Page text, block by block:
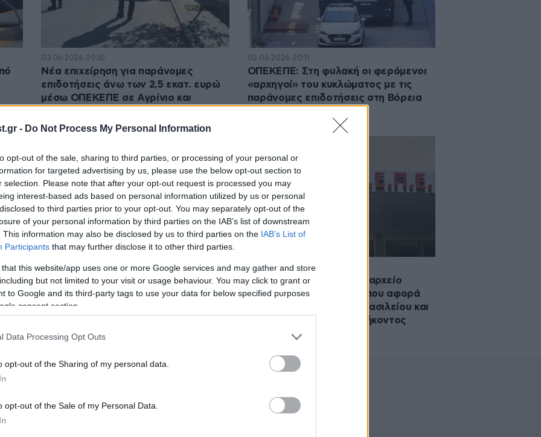
- Do Not Process My Personal Information
opt-out of the sale, sharing to third parties, or processing of your personal or
for targeted advertising by us, please use the below opt-out section to
selection. Please note that after your opt-out request is processed you may
interest-based ads based on personal information utilized by us or personal
to third parties prior to your opt-out. You may separately opt-out of the
of your personal information by third parties on the IAB’s list of downstream
This information may also be disclosed by us to third parties on the IAB’s List of
Participants that may further disclose it to other third parties.
that this website/app uses one or more Google services and may gather and store
but not limited to your visit or usage behaviour. You may click to grant or
to Google and its third-party tags to use your data for below specified purposes
consent section.
Data Processing Opt Outs
opt-out of the Sharing of my personal data.
opt-out of the Sale of my Personal Data.
03·06·2026 09:10
Νέα επιχείρηση για παράνομες
επιδοτήσεις άνω των 2,5 εκατ. ευρώ
μέσω ΟΠΕΚΕΠΕ σε Αγρίνιο και
02·06·2026 20:11
ΟΠΕΚΕΠΕ: Στη φυλακή οι φερόμενοι
«αρχηγοί» του κυκλώματος με τις
παράνομες επιδοτήσεις στη Βόρεια
02·06·2026 16:36
ΟΠΕΚΕΠΕ: Συνεχίζονται οι απολογίες
για την υπόθεση της εγκληματικής
οργάνωσης – Στο επίκεντρο τα
02·06·2026 15:18
Υπόθεση ΟΠΕΚΕΠΕ: Στο αρχείο
οδηγείται η δικογραφία που αφορά
τους Αθανασίου, Χατζηβασιλείου και
Μελά για παράβαση καθήκοντος